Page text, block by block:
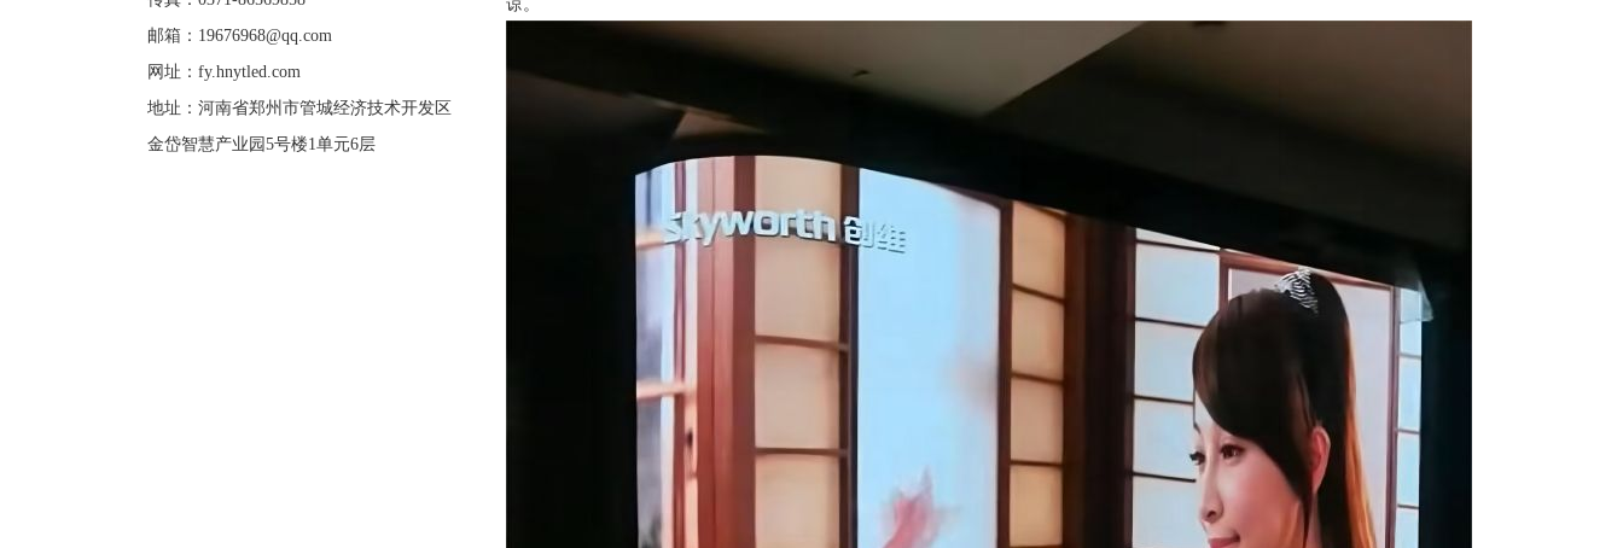
邮箱： 19676968@qq.com
网址： fy.hnytled.com
地址：河南省郑州市管城经济技术开发区
金岱智慧产业园5号楼1单元6层
谅。